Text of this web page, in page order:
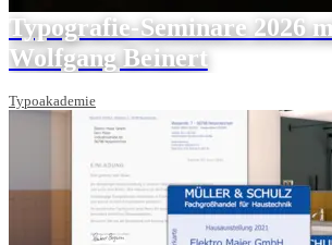
Typografie-Seminare 2026
Wolfgang Beinert
Typoakademie